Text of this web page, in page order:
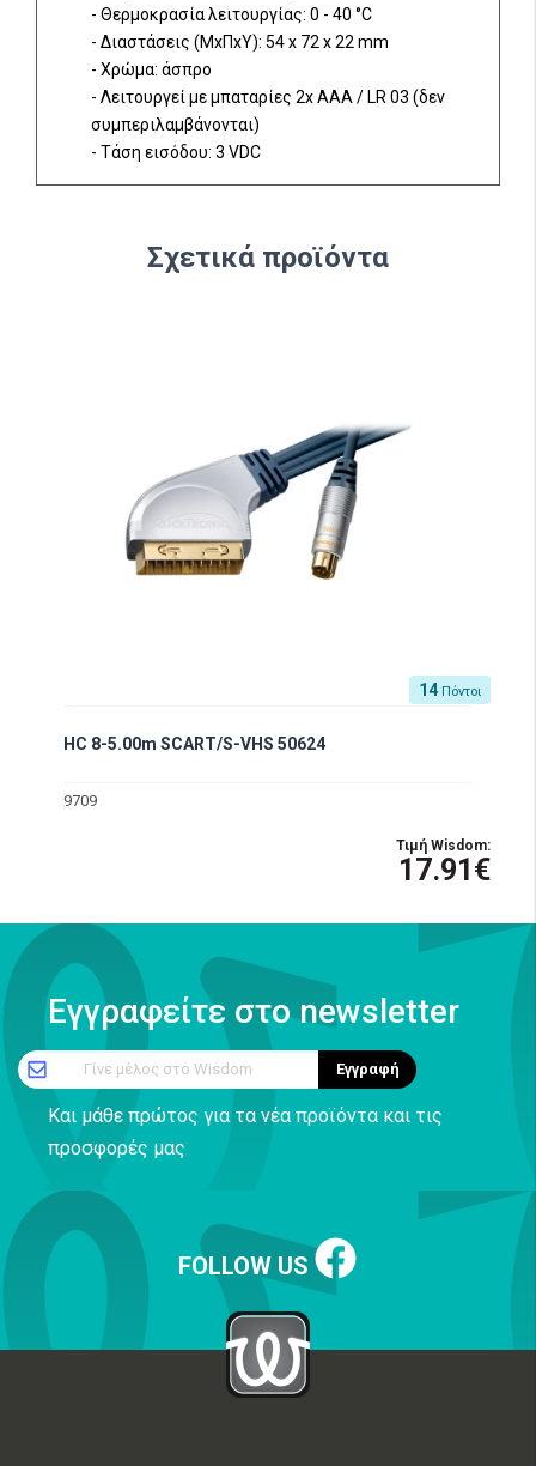
- Θερμοκρασία λειτουργίας: 0 - 40 °C
- Διαστάσεις (ΜxΠxΥ): 54 x 72 x 22 mm
- Χρώμα: άσπρο
- Λειτουργεί με μπαταρίες 2x AAA / LR 03 (δεν
συμπεριλαμβάνονται)
- Τάση εισόδου: 3 VDC
Σχετικά προϊόντα
14 Πόντοι
HC 8-5.00m SCART/S-VHS 50624
9709
Τιμή Wisdom:
17.91€
Εγγραφείτε στο newsletter
Γίνε μέλος στο Wisdom Εγγραφή
Και μάθε πρώτος για τα νέα προϊόντα και τις
προσφορές μας
FOLLOW US